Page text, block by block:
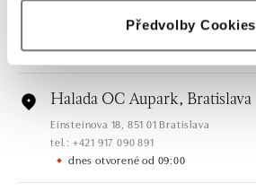
Předvolby Cookies
tel.: +421 917 090 372
dnes otvorené od 09:00
Halada OC Aupark, Bratislava
Einsteinova 18, 851 01 Bratislava
tel.: +421 917 090 891
dnes otvorené od 09:00